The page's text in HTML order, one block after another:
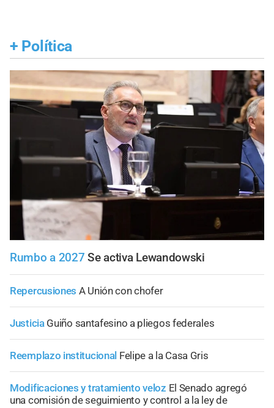
+ Política
Rumbo a 2027 Se activa Lewandowski
Repercusiones A Unión con chofer
Justicia Guiño santafesino a pliegos federales
Reemplazo institucional Felipe a la Casa Gris
Modificaciones y tratamiento veloz El Senado agregó
una comisión de seguimiento y control a la ley de